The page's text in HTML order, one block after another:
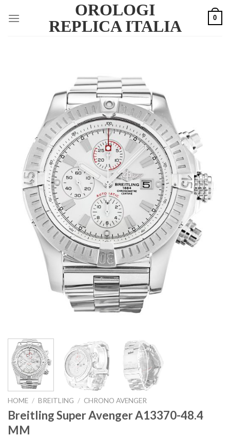
OROLOGI
REPLICA ITALIA
0
HOME / BREITLING / CHRONO AVENGER
Breitling Super Avenger A13370-48.4
MM